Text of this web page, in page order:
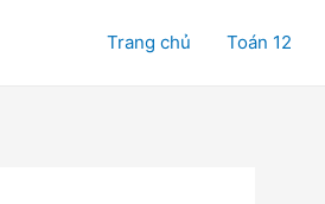
Trang chủ Toán 12